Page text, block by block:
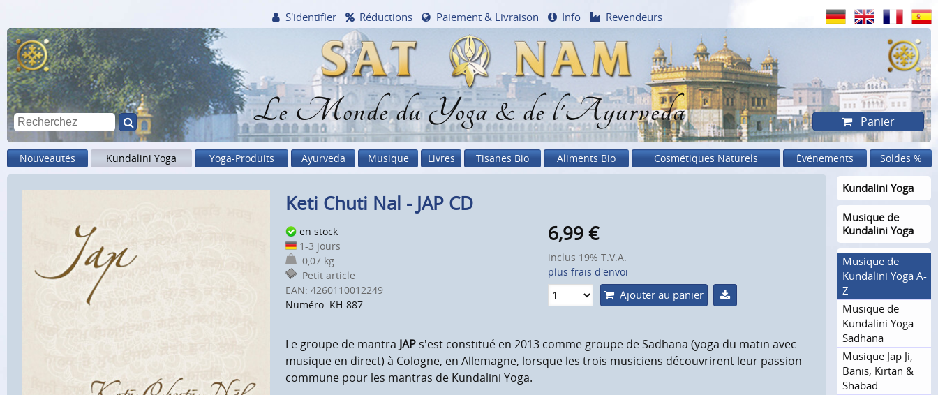
Le Monde du Yoga & de l'Ayurveda
S'identifier Réductions Paiement & Livraison Info Revendeurs
Panier
Nouveautés Kundalini Yoga Yoga-Produits Ayurveda Musique Livres Tisanes Bio Aliments Bio Cosmétiques Naturels Événements Soldes %
Keti Chuti Nal - JAP CD
en stock
1-3 jours
0,07 kg
Petit article
EAN: 4260110012249
Numéro: KH-887
6,99€
inclus 19% T.V.A.
plus frais d'envoi
Ajouter au panier
Le groupe de mantra JAPs'est constitué en 2013 comme groupe de Sadhana (yoga du matin avec
musique en direct) à Cologne, en Allemagne, lorsque les trois musiciens découvrirent leur passion
commune pour les mantras de Kundalini Yoga.
Kundalini Yoga
Musique de
Kundalini Yoga
Musique de
Kundalini Yoga A-
Z
Musique de
Kundalini Yoga
Sadhana
Musique Jap Ji,
Banis, Kirtan &
Shabad